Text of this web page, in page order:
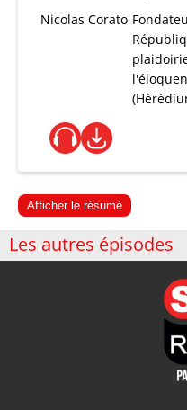
Nicolas Corato
Afficher le résumé
Les autres épisodes